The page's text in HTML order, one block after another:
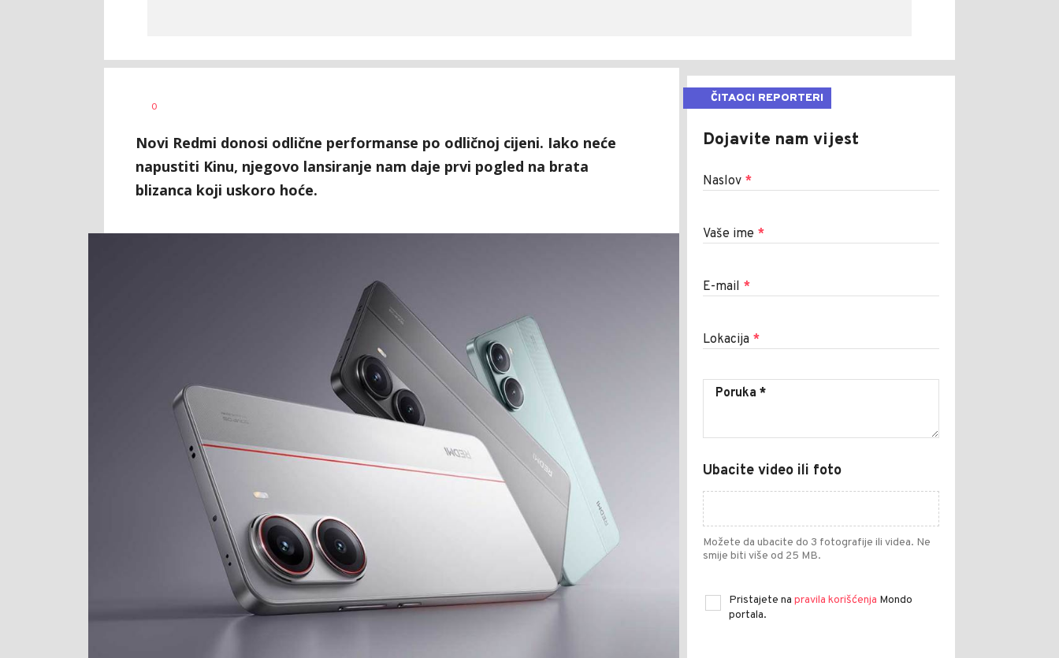
AUTOR
0
Novi Redmi donosi odlične performanse po odličnoj cijeni. Iako neće
napustiti Kinu, njegovo lansiranje nam daje prvi pogled na brata
blizanca koji uskoro hoće.
ČITAOCI REPORTERI
Dojavite nam vijest
Naslov *
Vaše ime *
E-mail *
Lokacija *
Ubacite video ili foto
Možete da ubacite do 3 fotografije ili videa. Ne
smije biti više od 25 MB.
Pristajete na pravila korišćenja Mondo
portala.